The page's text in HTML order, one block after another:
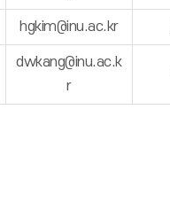
hgkim@inu.ac.kr
dwkang@inu.ac.k
r